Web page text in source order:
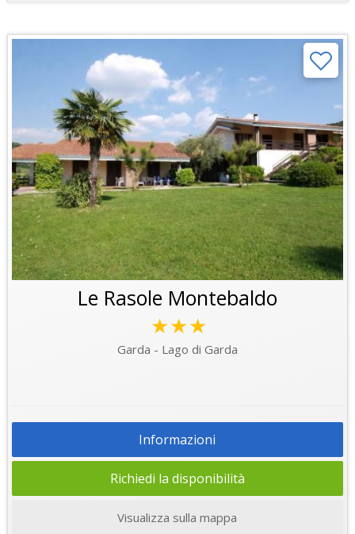
Le Rasole Montebaldo
★★★
Garda - Lago di Garda
Informazioni
Richiedi la disponibilità
Visualizza sulla mappa